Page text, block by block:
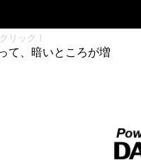
リック！
て、暗いところが増